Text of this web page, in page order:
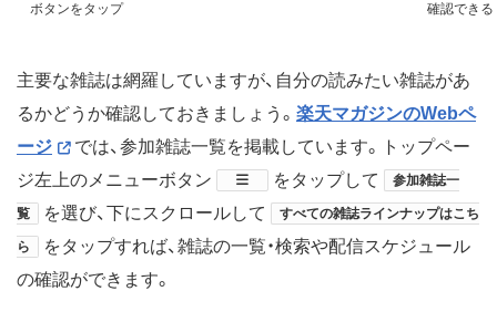
ボタン​をタップ
確認できる
主要な雑誌は網羅していますが、自分の読みたい雑誌があ
るかどうか確認しておきましょう。 楽天マガジンのWebペ
ージ
では、参加雑誌一覧を掲載しています。トップペー
ジ左上のメニューボタン
​をタップして 参加雑誌一
覧 を選び、下にスクロールして すべての雑誌ラインナップはこち
ら
をタップすれば、雑誌の一覧・検索や配信スケジュール
の確認ができます。